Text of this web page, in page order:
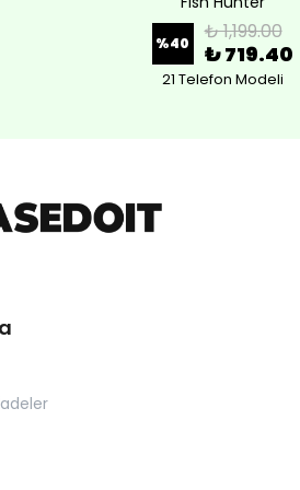
%40 ₺ 1,199.00
₺ 719.40
21 Telefon Modeli